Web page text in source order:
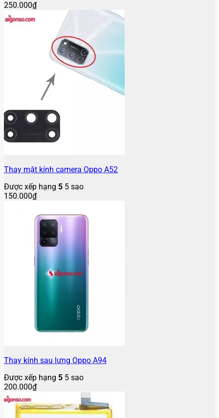
250.000₫
Thay mặt kính camera Oppo A52
Được xếp hạng 5 5 sao
150.000₫
Thay kính sau lưng Oppo A94
Được xếp hạng 5 5 sao
200.000₫